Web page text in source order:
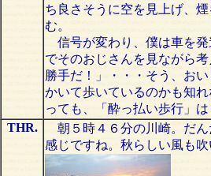
ち良さそうに空を見上げ、
む。
信号が変わり、僕は車を発
でそのおじさんを見ながら
勝手だ！」・・・そう、お
かいて歩いているのかも知
っても、「酔っ払い歩行」は
THR.
朝５時４６分の川崎。だん
感じですね。秋らしい風も吹